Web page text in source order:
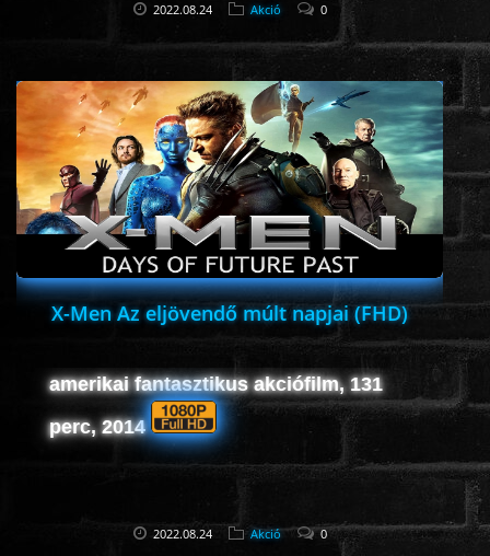
2022.08.24 Akció 0
X-Men Az eljövendő múlt napjai (FHD)
amerikai fantasztikus akciófilm, 131
perc, 2014
2022.08.24 Akció 0